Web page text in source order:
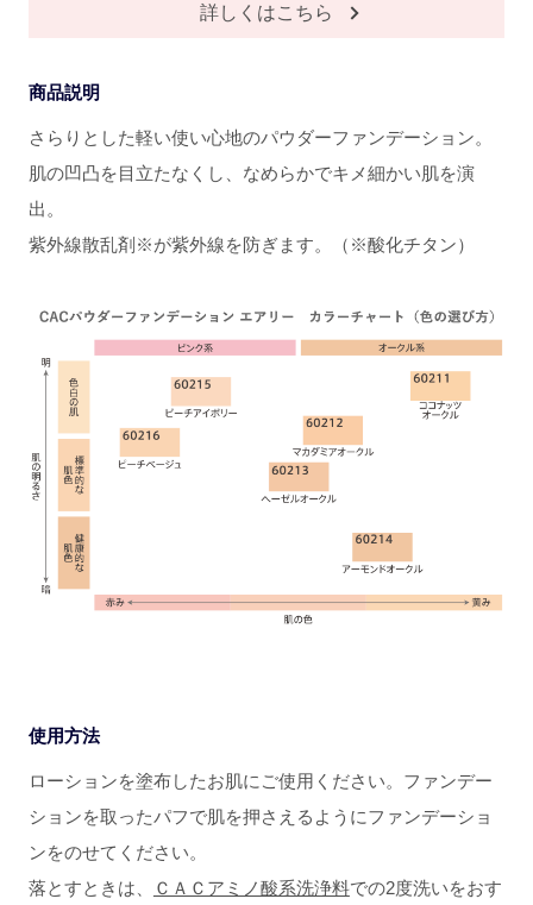
詳しくはこちら
商品説明
さらりとした軽い使い心地のパウダーファンデーション。
肌の凹凸を目立たなくし、なめらかでキメ細かい肌を演
出。
紫外線散乱剤※が紫外線を防ぎます。（※酸化チタン）
使用方法
ローションを塗布したお肌にご使用ください。ファンデー
ションを取ったパフで肌を押さえるようにファンデーショ
ンをのせてください。
落とすときは、
ＣＡＣアミノ酸系洗浄料での2度洗いをおす